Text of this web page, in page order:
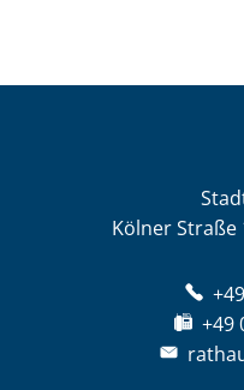
Kölner Straße
+49